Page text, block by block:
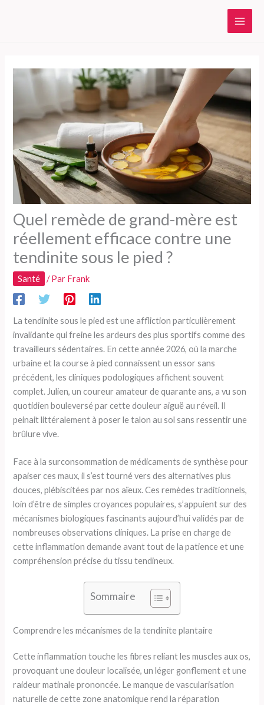
Quel remède de grand-mère est
réellement efficace contre une
tendinite sous le pied ?
Santé / Par Frank
La tendinite sous le pied est une affliction particulièrement
invalidante qui freine les ardeurs des plus sportifs comme des
travailleurs sédentaires. En cette année 2026, où la marche
urbaine et la course à pied connaissent un essor sans
précédent, les cliniques podologiques affichent souvent
complet. Julien, un coureur amateur de quarante ans, a vu son
quotidien bouleversé par cette douleur aiguë au réveil. Il
peinait littéralement à poser le talon au sol sans ressentir une
brûlure vive.
Face à la surconsommation de médicaments de synthèse pour
apaiser ces maux, il s’est tourné vers des alternatives plus
douces, plébiscitées par nos aïeux. Ces remèdes traditionnels,
loin d’être de simples croyances populaires, s’appuient sur des
mécanismes biologiques fascinants aujourd’hui validés par de
nombreuses observations cliniques. La prise en charge de
cette inflammation demande avant tout de la patience et une
compréhension précise du tissu tendineux.
Sommaire
Comprendre les mécanismes de la tendinite plantaire
Cette inflammation touche les fibres reliant les muscles aux os,
provoquant une douleur localisée, un léger gonflement et une
raideur matinale prononcée. Le manque de vascularisation
naturelle de cette zone anatomique rend la réparation